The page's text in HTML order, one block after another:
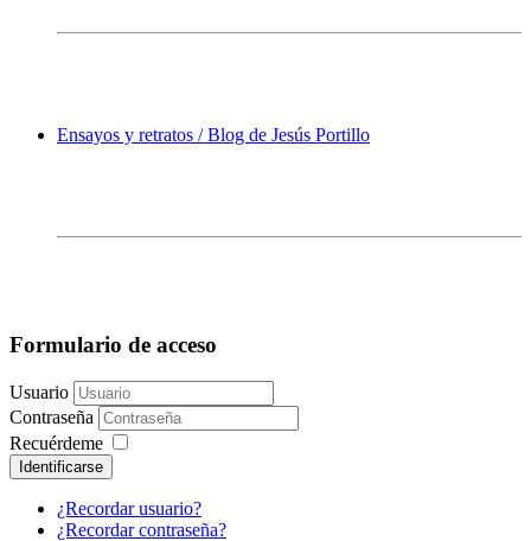
Ensayos y retratos / Blog de Jesús Portillo
Formulario de acceso
Usuario
Contraseña
Recuérdeme
Identificarse
¿Recordar usuario?
¿Recordar contraseña?